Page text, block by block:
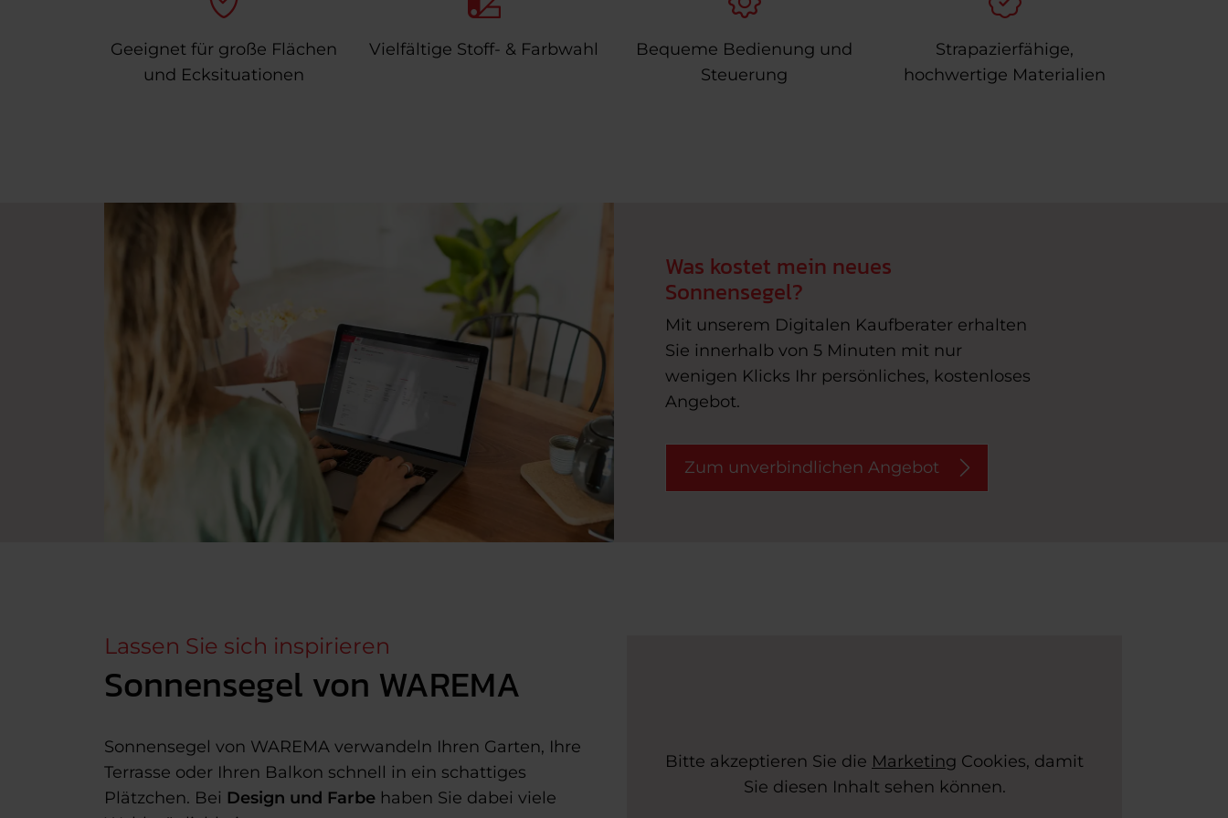
w
h
l
Geeignet für große Flächen
und Ecksituationen
Vielfältige Stoff- & Farbwahl
Bequeme Bedienung und
Steuerung
Strapazierfähige,
hochwertige Materialien
Was kostet mein neues
Sonnensegel?
Mit unserem Digitalen Kaufberater erhalten
Sie innerhalb von 5 Minuten mit nur
wenigen Klicks Ihr persönliches, kostenloses
Angebot.
Zum unverbindlichen Angebot
Bitte akzeptieren Sie die Marketing Cookies, damit
Sie diesen Inhalt sehen können.
Lassen Sie sich inspirieren
Sonnensegel von WAREMA
Sonnensegel von WAREMA verwandeln Ihren Garten, Ihre
Terrasse oder Ihren Balkon schnell in ein schattiges
Plätzchen. Bei Design und Farbe haben Sie dabei viele